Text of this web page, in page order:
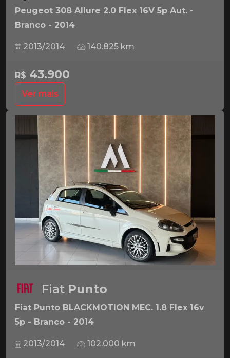
Peugeot 308 Allure 2.0 Flex 16V 5p Aut. -
Branco - 2014
2013/2014 140.825 km
R$ 43.900
Ver mais
Fiat Punto
Fiat Punto BLACKMOTION MEC. 1.8 Flex 16v
5p - Branco - 2014
2013/2014 102.000 km